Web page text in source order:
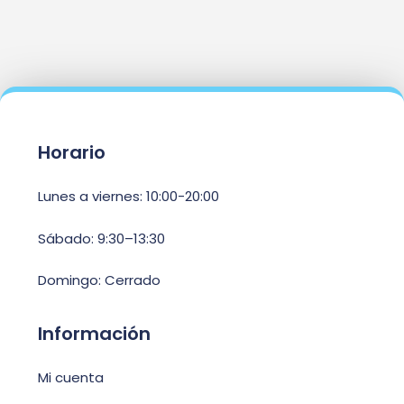
Horario
Lunes a viernes: 10:00-20:00
Sábado: 9:30–13:30
Domingo: Cerrado
Información
Mi cuenta